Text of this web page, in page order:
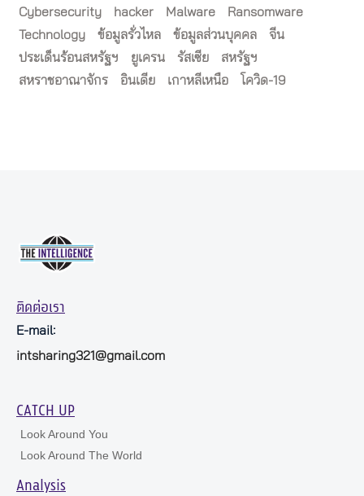
Cybersecurity
hacker Malware
Ransomware
Technology
ข้อมูลรั่วไหล ข้อมูลส่วนบุคคล
จีน
ประเด็นร้อนสหรัฐฯ
ยูเครน รัสเซีย
สหรัฐฯ
สหราชอาณาจักร
อินเดีย เกาหลีเหนือ โควิด-19
ติดต่อเรา
E-mail:
intsharing321@gmail.com
CATCH UP
Look Around You
Look Around The World
Analysis